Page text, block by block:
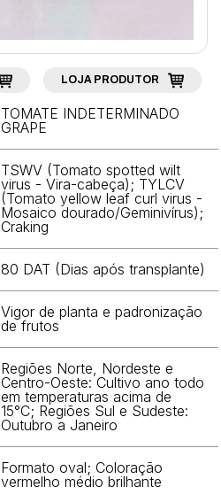
LOJA PRODUTOR
TOMATE INDETERMINADO
GRAPE
TSWV (Tomato spotted wilt
virus - Vira-cabeça); TYLCV
(Tomato yellow leaf curl virus -
Mosaico dourado/Geminivírus);
Craking
80 DAT (Dias após transplante)
Vigor de planta e padronização
de frutos
Regiões Norte, Nordeste e
Centro-Oeste: Cultivo ano todo
em temperaturas acima de
15°C; Regiões Sul e Sudeste:
Outubro a Janeiro
Formato oval; Coloração
vermelho médio brilhante